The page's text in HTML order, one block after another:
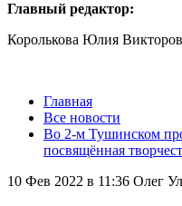
Главный редактор:
Королькова Юлия
Главная
Все новости
Во 2-м Тушинском
посвящённая
10 Фев 2022 в 11:36 Олег